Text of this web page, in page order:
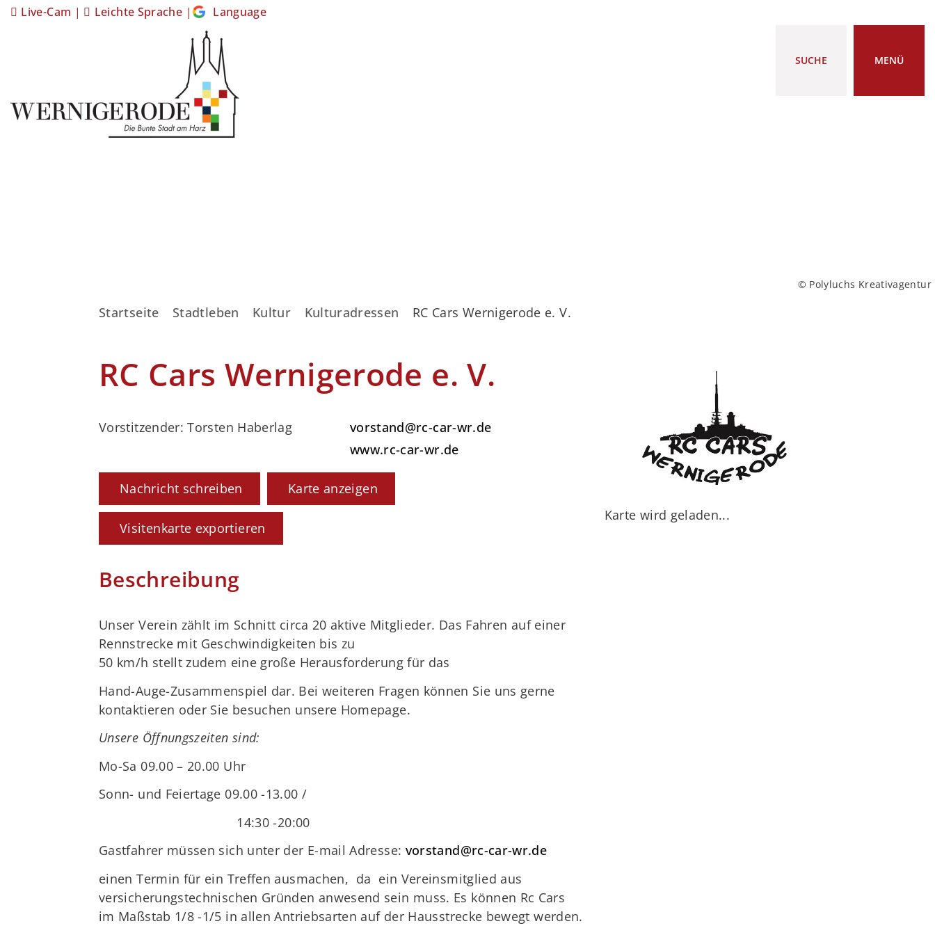
Live-Cam | Leichte Sprache | Language
SUCHE MENÜ
© Polyluchs Kreativagentur
Startseite Stadtleben Kultur Kulturadressen RC Cars Wernigerode e. V.
RC Cars Wernigerode e. V.
Vorstitzender: Torsten Haberlag
vorstand@rc-car-wr.de
www.rc-car-wr.de
Nachricht schreiben Karte anzeigen
Visitenkarte exportieren
Beschreibung
Unser Verein zählt im Schnitt circa 20 aktive Mitglieder. Das Fahren auf einer
Rennstrecke mit Geschwindigkeiten bis zu
50 km/h stellt zudem eine große Herausforderung für das
Hand-Auge-Zusammenspiel dar. Bei weiteren Fragen können Sie uns gerne
kontaktieren oder Sie besuchen unsere Homepage.
Unsere Öffnungszeiten sind:
Mo-Sa 09.00 – 20.00 Uhr
Sonn- und Feiertage 09.00 -13.00 /
14:30 -20:00
Gastfahrer müssen sich unter der E-mail Adresse: vorstand@rc-car-wr.de
einen Termin für ein Treffen ausmachen, da ein Vereinsmitglied aus
versicherungstechnischen Gründen anwesend sein muss. Es können Rc Cars
im Maßstab 1/8 -1/5 in allen Antriebsarten auf der Hausstrecke bewegt werden.
Karte wird geladen...